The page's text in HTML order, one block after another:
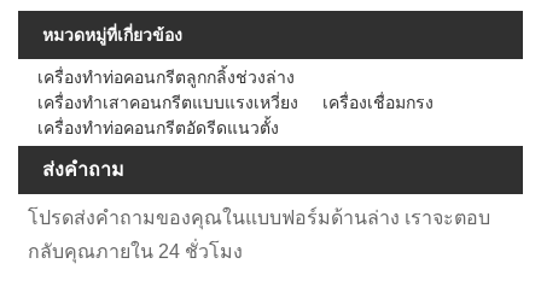
หมวดหมู่ที่เกี่ยวข้อง
เครื่องทำท่อคอนกรีตลูกกลิ้งช่วงล่าง
เครื่องทำเสาคอนกรีตแบบแรงเหวี่ยง
เครื่องเชื่อมกรง
เครื่องทำท่อคอนกรีตอัดรีดแนวตั้ง
ส่งคำถาม
โปรดส่งคำถามของคุณในแบบฟอร์มด้านล่าง เราจะตอบ
กลับคุณภายใน 24 ชั่วโมง